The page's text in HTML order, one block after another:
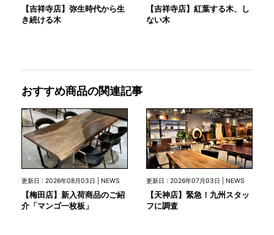
【吉祥寺店】弥生時代から生
き続ける木
【吉祥寺店】紅葉する木、し
ない木
おすすめ商品の関連記事
更新日 : 2026年08月03日 | NEWS
【梅田店】新入荷商品のご紹
介「マンゴ一枚板」
更新日 : 2026年07月03日 | NEWS
【天神店】緊急！九州スタッ
フに調査